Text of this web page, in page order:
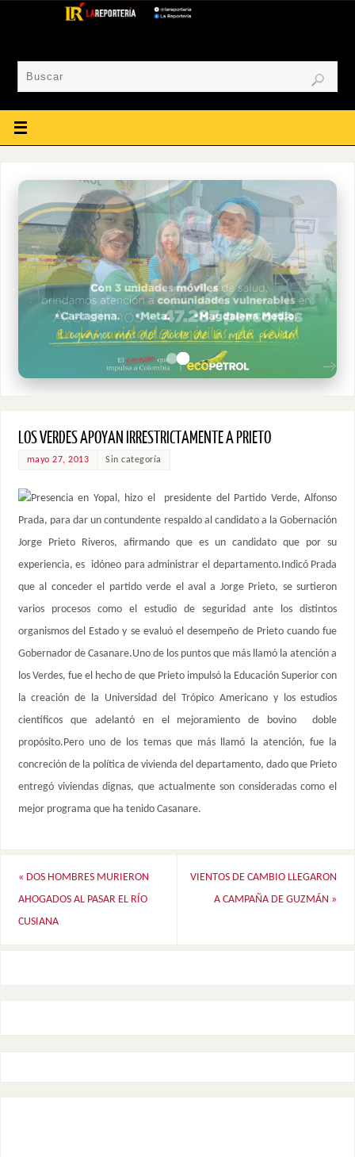
LOS VERDES APOYAN IRRESTRICTAMENTE A PRIETO
mayo 27, 2013 Sin categoría
Presencia en Yopal, hizo el presidente del Partido Verde, Alfonso
Prada, para dar un contundente respaldo al candidato a la Gobernación
Jorge Prieto Riveros, afirmando que es un candidato que por su
experiencia, es idóneo para administrar el departamento.Indicó Prada
que al conceder el partido verde el aval a Jorge Prieto, se surtieron
varios procesos como el estudio de seguridad ante los distintos
organismos del Estado y se evaluó el desempeño de Prieto cuando fue
Gobernador de Casanare.Uno de los puntos que más llamó la atención a
los Verdes, fue el hecho de que Prieto impulsó la Educación Superior con
la creación de la Universidad del Trópico Americano y los estudios
científicos que adelantó en el mejoramiento de bovino doble
propósito.Pero uno de los temas que más llamó la atención, fue la
concreción de la política de vivienda del departamento, dado que Prieto
entregó viviendas dignas, que actualmente son consideradas como el
mejor programa que ha tenido Casanare.
« DOS HOMBRES MURIERON
AHOGADOS AL PASAR EL RÍO
CUSIANA
VIENTOS DE CAMBIO LLEGARON
A CAMPAÑA DE GUZMÁN »